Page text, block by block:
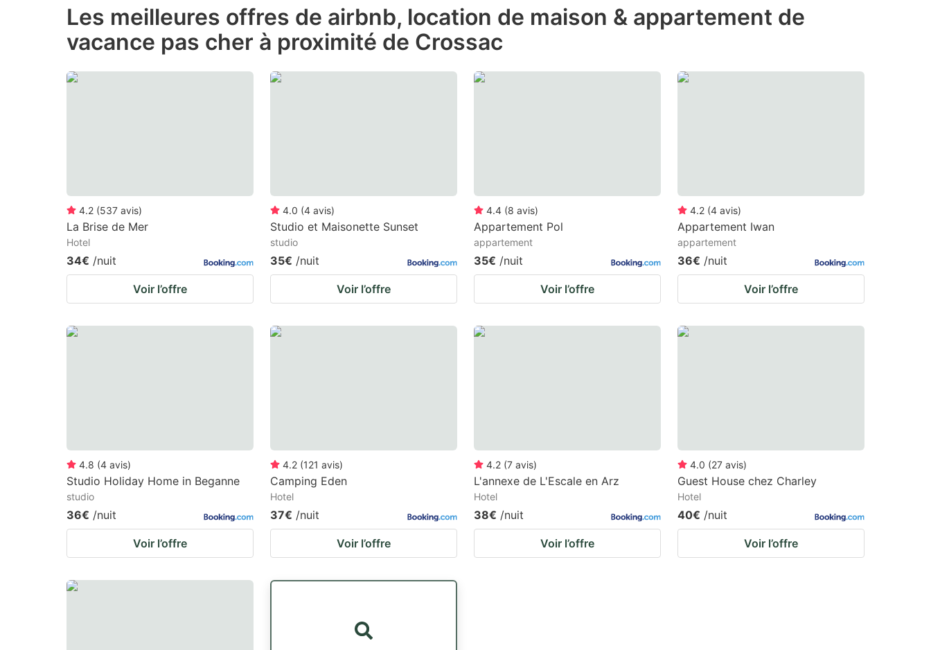
the
question
for
changing
the
question
for
changing
dates.
Les meilleures offres de airbnb, location de maison & appartement de
vacance pas cher à proximité de Crossac
4.2 (537 avis)
La Brise de Mer
Hotel
34€ /nuit
Voir l’offre
4.0 (4 avis)
Studio et Maisonette Sunset
studio
35€ /nuit
Voir l’offre
4.4 (8 avis)
Appartement Pol
appartement
35€ /nuit
Voir l’offre
4.2 (4 avis)
Appartement Iwan
appartement
36€ /nuit
Voir l’offre
4.8 (4 avis)
Studio Holiday Home in Beganne
studio
36€ /nuit
Voir l’offre
4.2 (121 avis)
Camping Eden
Hotel
37€ /nuit
Voir l’offre
4.2 (7 avis)
L'annexe de L'Escale en Arz
Hotel
38€ /nuit
Voir l’offre
4.0 (27 avis)
Guest House chez Charley
Hotel
40€ /nuit
Voir l’offre